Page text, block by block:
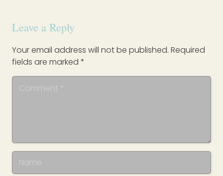
Leave a Reply
Your email address will not be published. Required
fields are marked *